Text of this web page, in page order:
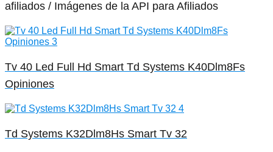
afiliados / Imágenes de la API para Afiliados
Tv 40 Led Full Hd Smart Td Systems K40Dlm8Fs
Opiniones
Td Systems K32Dlm8Hs Smart Tv 32